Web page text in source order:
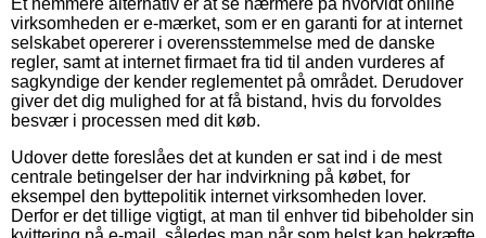
virksomheden er e-mærket, som er en garanti for at internet
selskabet opererer i overensstemmelse med de danske
regler, samt at internet firmaet fra tid til anden vurderes af
sagkyndige der kender reglementet på området. Derudover
giver det dig mulighed for at få bistand, hvis du forvoldes
besvær i processen med dit køb.
Udover dette foreslåes det at kunden er sat ind i de mest
centrale betingelser der har indvirkning på købet, for
eksempel den byttepolitik internet virksomheden lover.
Derfor er det tillige vigtigt, at man til enhver tid bibeholder sin